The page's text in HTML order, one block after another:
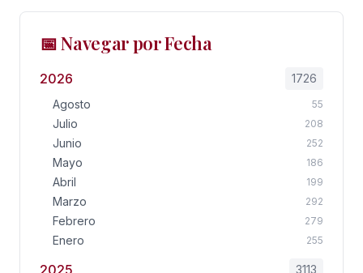
📅 Navegar por Fecha
2026
1726
Agosto
55
Julio 208
Junio 252
Mayo 186
Abril 199
Marzo 292
Febrero 279
Enero 255
2025
3113